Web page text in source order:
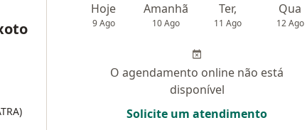
Hoje
9 Ago
Amanhã
10 Ago
Ter,
11 Ago
Qua
12 Ago
O agendamento online não está
disponível
Solicite um atendimento